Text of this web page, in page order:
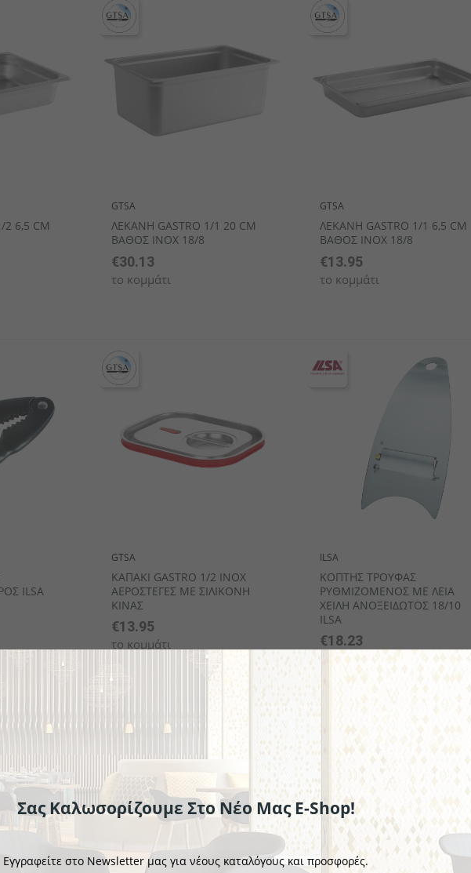
Πλαστικά επιτραπέζια σκεύη Σειρά πορσελάνης
Σειρά μαχαιροπήρουνων
Μίνι μαχαιροπήρουνα Σαλαμάνδρες
6,5 CM
GTSA
ΛΕΚΑΝΗ GASTRO 1/1 20 CM
ΒΑΘΟΣ INOX 18/8
€30.13
το κομμάτι
GTSA
ΛΕΚΑΝΗ GASTRO 1/1 6,5 CM
ΒΑΘΟΣ INOX 18/8
€13.95
το κομμάτι
ILSA
GTSA
ΚΑΠΑΚΙ GASTRO 1/2 ΙΝΟΧ
ΑΕΡΟΣΤΕΓΕΣ ΜΕ ΣΙΛΙΚΟΝΗ
ΚΙΝΑΣ
€13.95
το κομμάτι
ILSA
ΚΟΠΤΗΣ ΤΡΟΥΦΑΣ
ΡΥΘΜΙΖΟΜΕΝΟΣ ΜΕ ΛΕΙΑ
ΧΕΙΛΗ ΑΝΟΞΕΙΔΩΤΟΣ 18/10
ILSA
€18.23
Σας Καλωσορίζουμε Στο Νέο Μας E-Shop!
Εγγραφείτε στο Newsletter μας για νέους καταλόγους και προσφορές.